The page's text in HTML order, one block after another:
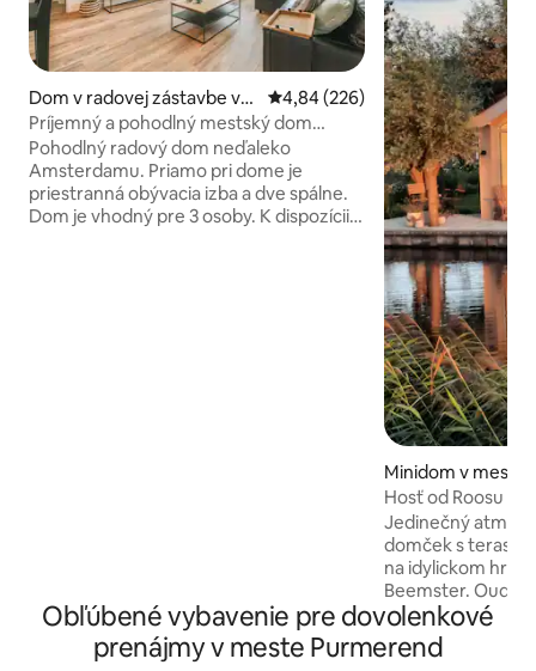
Dom v radovej zástavbe v
meste Purmerend
Priemerné ohodnotenie 4,84 z
4,84 (226)
Príjemný a pohodlný mestský dom
neďaleko Amsterdamu
Pohodlný radový dom neďaleko
Amsterdamu. Priamo pri dome je
priestranná obývacia izba a dve spálne.
Dom je vhodný pre 3 osoby. K dispozícii
Minidom v meste
Hosť od Roosu
Jedinečný
domček s terasou pri
na idylickom
Beemster.
mestami Hoorn a
Amsterdam. Domek: pohovka,
jedálenský stôl s
Obľúbené vybavenie pre dovolenkové
prenájmy v meste Purmerend